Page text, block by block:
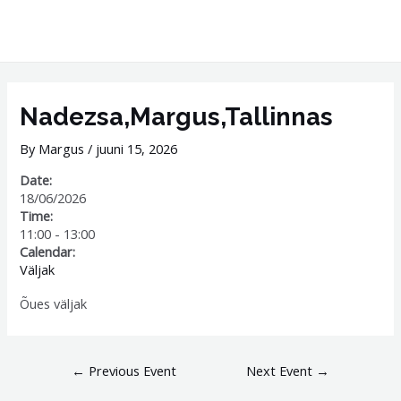
Nadezsa,Margus,Tallinnas
By Margus/ juuni 15, 2026
Date:
18/06/2026
Time:
11:00 - 13:00
Calendar:
Väljak
Õues väljak
← Previous Event Next Event →